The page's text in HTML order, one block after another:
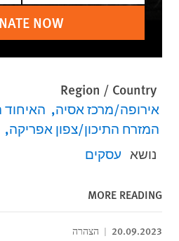
NOW
Region / Country
אירופה/מרכז אסיה האיחוד
המזרח התיכון/צפון אפריקה
נושא עסקים
MORE READING
20.09.2023 הצהרה